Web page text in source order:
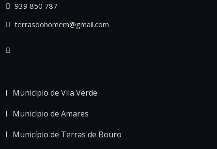
939 850 787
terrasdohomem@gmail.com
Município de Vila Verde
Município de Amares
Município de Terras de Bouro